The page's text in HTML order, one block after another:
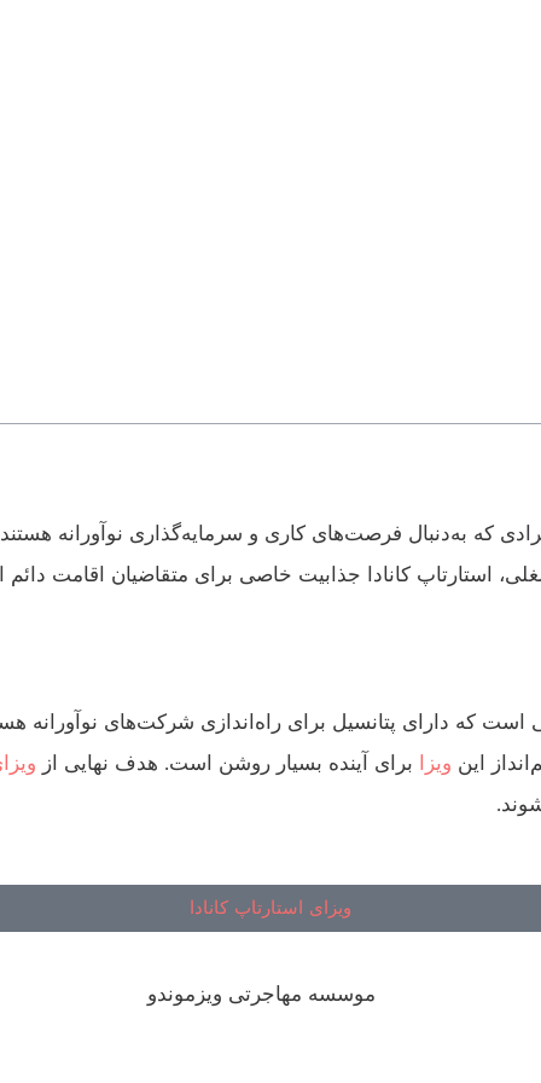
که به‌دنبال فرصت‌های کاری و سرمایه‌گذاری نوآورانه
استارتاپ‌ کانادا جذابیت خاصی برای متقاضیان اقامت دائم
است که دارای پتانسیل برای راه‌اندازی شرکت‌های نوآورانه
این ویزا برای آینده بسیار روشن است. هدف نهایی از
ویزای استارتاپ کانادا